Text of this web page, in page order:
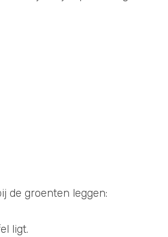
de groenten leggen:
ligt.